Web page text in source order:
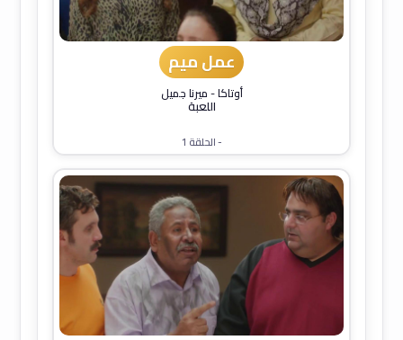
عمل ميم
أوتاكا-ميرنا جميل
اللعبة
- الحلقة 1